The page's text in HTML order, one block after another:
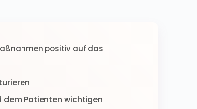
positiv auf das
dem Patienten wichtigen